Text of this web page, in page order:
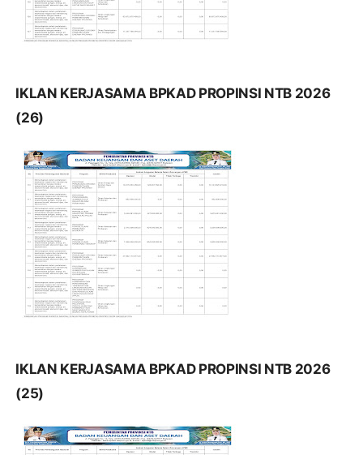
IKLAN KERJASAMA BPKAD PROPINSI NTB 2026
(26)
IKLAN KERJASAMA BPKAD PROPINSI NTB 2026
(25)